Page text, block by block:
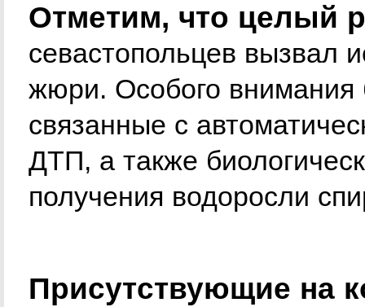
Отметим, что целый
севастопольцев вызвал
жюри. Особого внимания
связанные с
ДТП, а также
получения водоросли
Присутствующие на